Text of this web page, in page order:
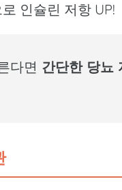
인슐린 저항 UP!
다면 간단한 당뇨